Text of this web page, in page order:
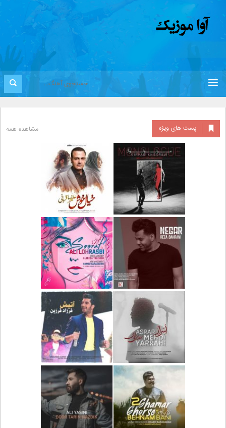
پست های ویژه مشاهده همه
دانلود آلبوم جدید سیروان
خسروی بنام مونولوگ
دانلود آهنگ جدید علیرضا
قربانی بنام خیال خوش
دانلود آهنگ جدید رضا
بهرام بنام نگار
دانلود آهنگ جدید علی
لهراسبی بنام صورت
دانلود آهنگ جدید مهدی
یراحی بنام اسرار
دانلود آهنگ جدید فرزاد
فرزین بنام آتیش